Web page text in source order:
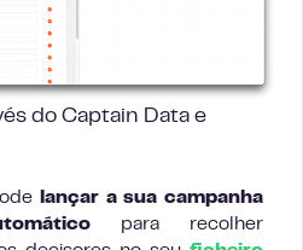
do Captain Data e
lançar a sua campanha
para recolher